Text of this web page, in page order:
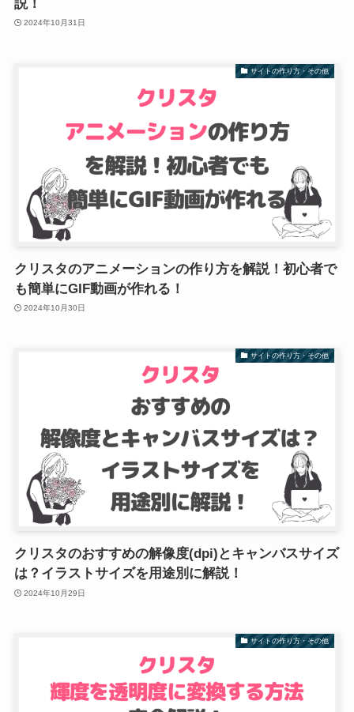
説！
2024年10月31日
サイトの作り方・その他
クリスタのアニメーションの作り方を解説！初心者で
も簡単にGIF動画が作れる！
2024年10月30日
サイトの作り方・その他
クリスタのおすすめの解像度(dpi)とキャンバスサイズ
は？イラストサイズを用途別に解説！
2024年10月29日
サイトの作り方・その他